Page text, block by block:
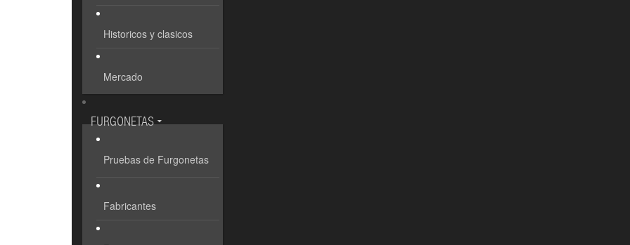
Historicos y clasicos
Mercado
FURGONETAS
Pruebas de Furgonetas
Fabricantes